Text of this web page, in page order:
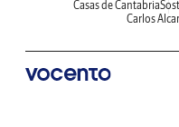
Casas de Cantabria
Carlos